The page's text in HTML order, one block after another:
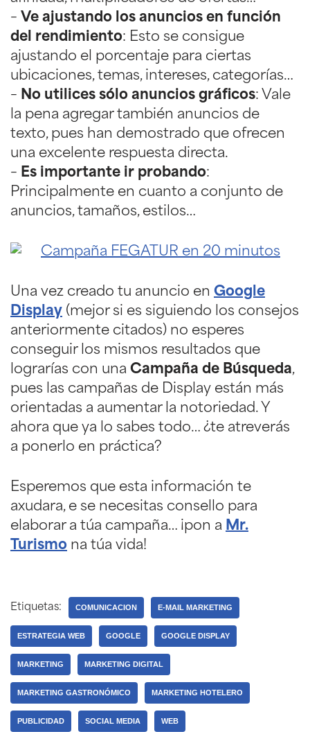
– Ve ajustando los anuncios en función
del rendimiento: Esto se consigue
ajustando el porcentaje para ciertas
ubicaciones, temas, intereses, categorías…
– No utilices sólo anuncios gráficos: Vale
la pena agregar también anuncios de
texto, pues han demostrado que ofrecen
una excelente respuesta directa.
– Es importante ir probando:
Principalmente en cuanto a conjunto de
anuncios, tamaños, estilos…
Una vez creado tu anuncio en Google
Display (mejor si es siguiendo los consejos
anteriormente citados) no esperes
conseguir los mismos resultados que
lograrías con una Campaña de Búsqueda,
pues las campañas de Display están más
orientadas a aumentar la notoriedad. Y
ahora que ya lo sabes todo… ¿te atreverás
a ponerlo en práctica?
Esperemos que esta información te
axudara, e se necesitas consello para
elaborar a túa campaña… ¡pon a Mr.
Turismo na túa vida!
Etiquetas: COMUNICACION E-MAIL MARKETING
ESTRATEGIA WEB GOOGLE GOOGLE DISPLAY
MARKETING MARKETING DIGITAL
MARKETING GASTRONÓMICO MARKETING HOTELERO
PUBLICIDAD SOCIAL MEDIA WEB